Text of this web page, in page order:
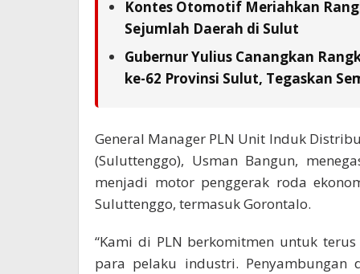
Kontes Otomotif Meriahkan
Sejumlah Daerah di Sulut
Gubernur Yulius Canangkan
ke-62 Provinsi Sulut, Tegaskan
General Manager PLN Unit Induk
(Suluttenggo), Usman Bangun,
menjadi motor penggerak roda
Suluttenggo, termasuk Gorontalo.
“Kami di PLN berkomitmen untuk
para pelaku industri. Penyambungan